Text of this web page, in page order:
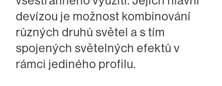
devízou je možnost kombinování
různých druhů světel a s tím
spojených světelných efektů v
rámci jediného profilu.